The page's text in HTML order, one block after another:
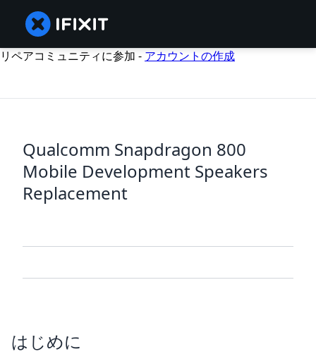
リペアコミュニティに参加 - アカウントの作成
Qualcomm Snapdragon 800
Mobile Development Speakers
Replacement
はじめに